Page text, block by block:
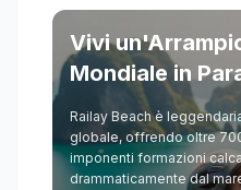
Vivi
Mondiale in
Railay Beach è
globale, offrendo oltre
imponenti formazioni
drammaticamente dal